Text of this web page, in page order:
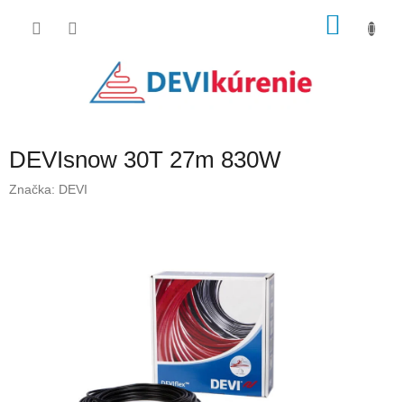
DEVIsnow 30T 27m 830W
Značka: DEVI